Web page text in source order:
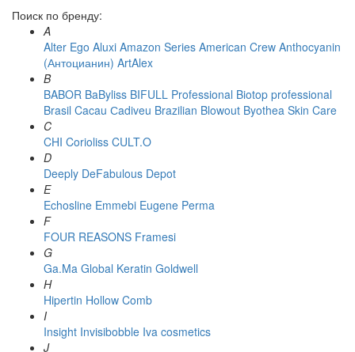
Поиск по бренду:
A
Alter Ego Aluxi Amazon Series American Crew Anthocyanin
(Антоцианин) ArtAlex
B
BABOR BaByliss BIFULL Professional Biotop professional
Brasil Cacau Сadiveu Brazilian Blowout Byothea Skin Care
C
CHI Corioliss CULT.O
D
Deeply DeFabulous Depot
E
Echosline Emmebi Eugene Perma
F
FOUR REASONS Framesi
G
Ga.Ma Global Keratin Goldwell
H
Hipertin Hollow Comb
I
Insight Invisibobble Iva cosmetics
J